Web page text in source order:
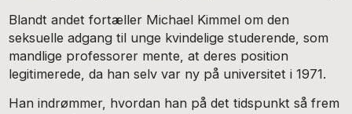
Blandt andet fortæller Michael Kimmel om den
seksuelle adgang til unge kvindelige studerende, som
mandlige professorer mente, at deres position
legitimerede, da han selv var ny på universitet i 1971.
Han indrømmer, hvordan han på det tidspunkt så frem